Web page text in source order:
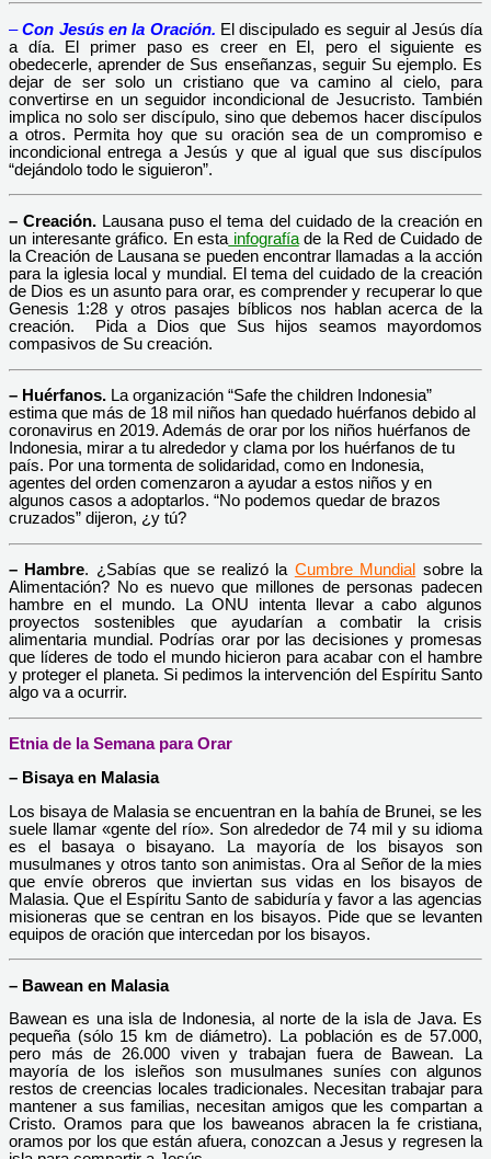
–Con Jesús en la Oración. El discipulado es seguir al Jesús día
a día. El primer paso es creer en El, pero el siguiente es
obedecerle, aprender de Sus enseñanzas, seguir Su ejemplo. Es
dejar de ser solo un cristiano que va camino al cielo, para
convertirse en un seguidor incondicional de Jesucristo. También
implica no solo ser discípulo, sino que debemos hacer discípulos
a otros. Permita hoy que su oración sea de un compromiso e
incondicional entrega a Jesús y que al igual que sus discípulos
“dejándolo todo le siguieron”.
– Creación. Lausana puso el tema del cuidado de la creación en
un interesante gráfico. En esta infografía de la Red de Cuidado de
la Creación de Lausana se pueden encontrar llamadas a la acción
para la iglesia local y mundial. El tema del cuidado de la creación
de Dios es un asunto para orar, es comprender y recuperar lo que
Genesis 1:28 y otros pasajes bíblicos nos hablan acerca de la
creación. Pida a Dios que Sus hijos seamos mayordomos
compasivos de Su creación.
– Huérfanos. La organización “Safe the children Indonesia”
estima que más de 18 mil niños han quedado huérfanos debido al
coronavirus en 2019. Además de orar por los niños huérfanos de
Indonesia, mirar a tu alrededor y clama por los huérfanos de tu
país. Por una tormenta de solidaridad, como en Indonesia,
agentes del orden comenzaron a ayudar a estos niños y en
algunos casos a adoptarlos. “No podemos quedar de brazos
cruzados” dijeron, ¿y tú?
– Hambre. ¿Sabías que se realizó la Cumbre Mundial sobre la
Alimentación? No es nuevo que millones de personas padecen
hambre en el mundo. La ONU intenta llevar a cabo algunos
proyectos sostenibles que ayudarían a combatir la crisis
alimentaria mundial. Podrías orar por las decisiones y promesas
que líderes de todo el mundo hicieron para acabar con el hambre
y proteger el planeta. Si pedimos la intervención del Espíritu Santo
algo va a ocurrir.
Etnia de la Semana para Orar
– Bisaya en Malasia
Los bisaya de Malasia se encuentran en la bahía de Brunei, se les
suele llamar «gente del río». Son alrededor de 74 mil y su idioma
es el basaya o bisayano. La mayoría de los bisayos son
musulmanes y otros tanto son animistas. Ora al Señor de la mies
que envíe obreros que inviertan sus vidas en los bisayos de
Malasia. Que el Espíritu Santo de sabiduría y favor a las agencias
misioneras que se centran en los bisayos. Pide que se levanten
equipos de oración que intercedan por los bisayos.
– Bawean en Malasia
Bawean es una isla de Indonesia, al norte de la isla de Java. Es
pequeña (sólo 15 km de diámetro). La población es de 57.000,
pero más de 26.000 viven y trabajan fuera de Bawean. La
mayoría de los isleños son musulmanes suníes con algunos
restos de creencias locales tradicionales. Necesitan trabajar para
mantener a sus familias, necesitan amigos que les compartan a
Cristo. Oramos para que los baweanos abracen la fe cristiana,
oramos por los que están afuera, conozcan a Jesus y regresen la